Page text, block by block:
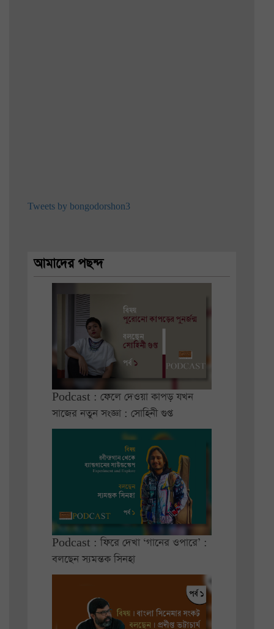
Tweets by bongodorshon3
আমাদের পছন্দ
Podcast : ফেলে দেওয়া কাপড় যখন
সাজের নতুন সংজ্ঞা : সোহিনী গুপ্ত
Podcast : ফিরে দেখা ‘গানের ওপারে’ :
বলছেন স্যমন্তক সিনহা